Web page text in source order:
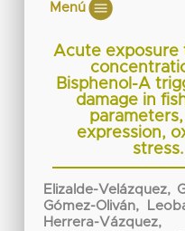
Menú
Acute exposure
Bisphenol-A
damage in
expression,
stress.
Elizalde-Velázquez,
Gómez-Oliván,
Herrera-